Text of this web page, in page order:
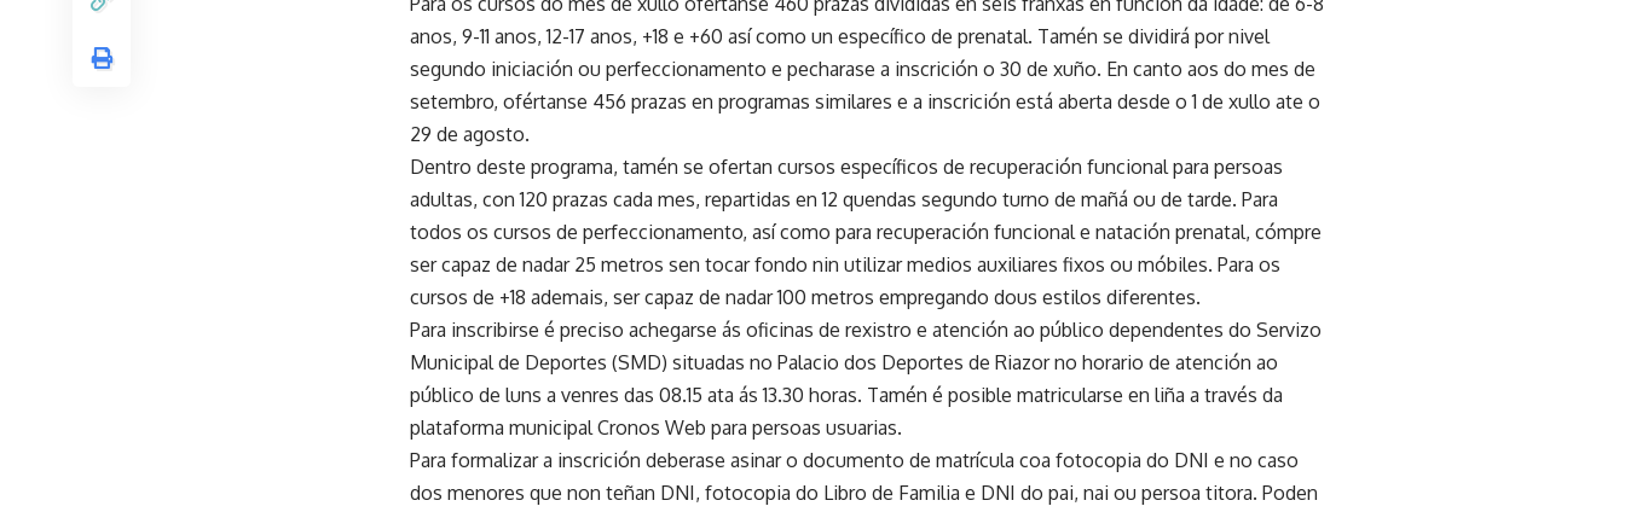
anos, 9-11 anos, 12-17 anos, +18 e +60 así como un específico de prenatal. Tamén se dividirá por nivel
segundo iniciación ou perfeccionamento e pecharase a inscrición o 30 de xuño. En canto aos do mes de
setembro, ofértanse 456 prazas en programas similares e a inscrición está aberta desde o 1 de xullo ate o
29 de agosto.
Dentro deste programa, tamén se ofertan cursos específicos de recuperación funcional para persoas
adultas, con 120 prazas cada mes, repartidas en 12 quendas segundo turno de mañá ou de tarde. Para
todos os cursos de perfeccionamento, así como para recuperación funcional e natación prenatal, cómpre
ser capaz de nadar 25 metros sen tocar fondo nin utilizar medios auxiliares fixos ou móbiles. Para os
cursos de +18 ademais, ser capaz de nadar 100 metros empregando dous estilos diferentes.
Para inscribirse é preciso achegarse ás oficinas de rexistro e atención ao público dependentes do Servizo
Municipal de Deportes (SMD) situadas no Palacio dos Deportes de Riazor no horario de atención ao
público de luns a venres das 08.15 ata ás 13.30 horas. Tamén é posible matricularse en liña a través da
plataforma municipal Cronos Web para persoas usuarias.
Para formalizar a inscrición deberase asinar o documento de matrícula coa fotocopia do DNI e no caso
dos menores que non teñan DNI, fotocopia do Libro de Familia e DNI do pai, nai ou persoa titora. Poden